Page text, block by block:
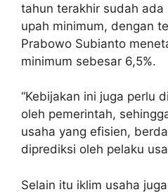
tahun terakhir sudah
upah minimum, dengan
Prabowo Subianto
minimum sebesar 6,5%.
“Kebijakan ini juga perlu
oleh pemerintah,
usaha yang efisien,
diprediksi oleh pelaku
Selain itu iklim usaha